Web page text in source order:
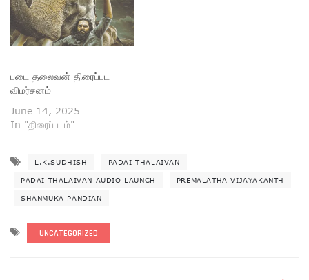
படை தலைவன் திரைப்பட
விமர்சனம்
June 14, 2025
In "திரைப்படம்"
L.K.SUDHISH PADAI THALAIVAN
PADAI THALAIVAN AUDIO LAUNCH PREMALATHA VIJAYAKANTH
SHANMUKA PANDIAN
UNCATEGORIZED